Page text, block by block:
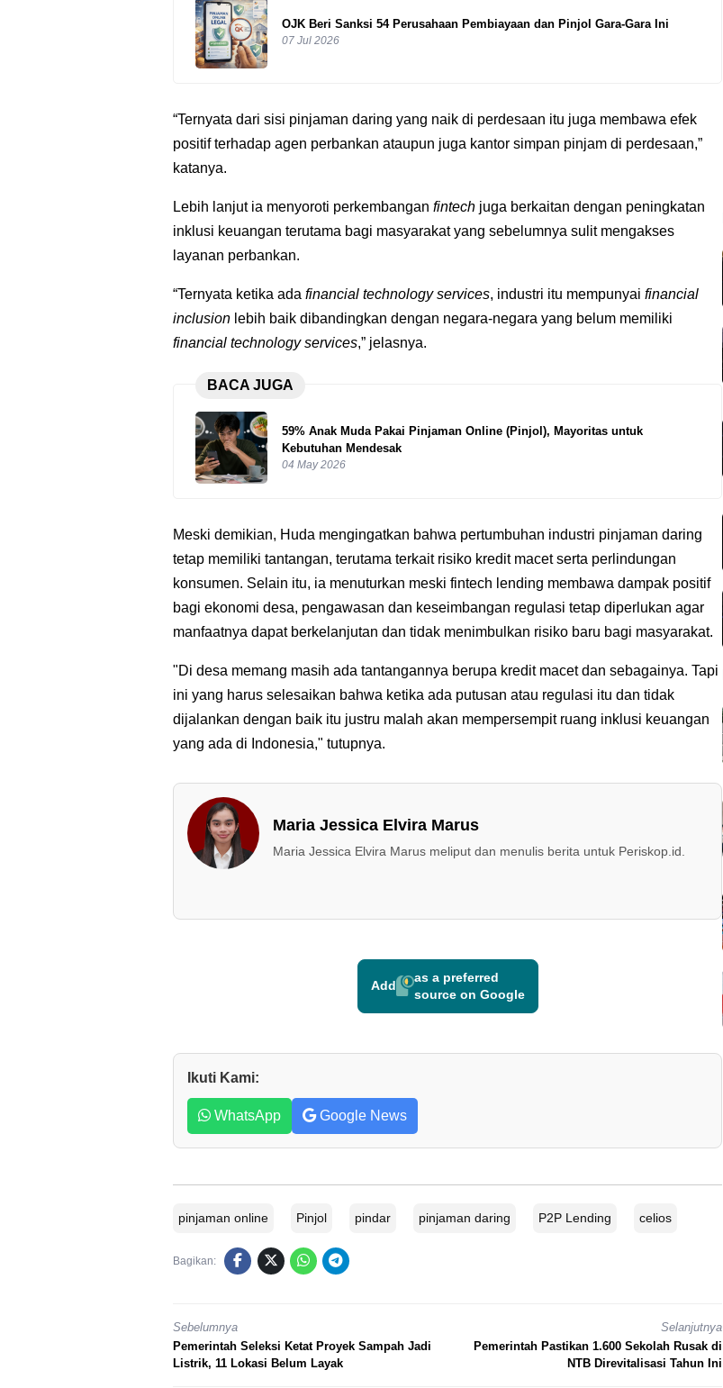
OJK Beri Sanksi 54 Perusahaan Pembiayaan dan Pinjol Gara-Gara Ini
07 Jul 2026
“Ternyata dari sisi pinjaman daring yang naik di perdesaan itu juga membawa efek
positif terhadap agen perbankan ataupun juga kantor simpan pinjam di perdesaan,”
katanya.
Lebih lanjut ia menyoroti perkembangan fintech juga berkaitan dengan peningkatan
inklusi keuangan terutama bagi masyarakat yang sebelumnya sulit mengakses
layanan perbankan.
“Ternyata ketika ada financial technology services, industri itu mempunyai financial
inclusion lebih baik dibandingkan dengan negara-negara yang belum memiliki
financial technology services,” jelasnya.
BACA JUGA
59% Anak Muda Pakai Pinjaman Online (Pinjol), Mayoritas untuk
Kebutuhan Mendesak
04 May 2026
Meski demikian, Huda mengingatkan bahwa pertumbuhan industri pinjaman daring
tetap memiliki tantangan, terutama terkait risiko kredit macet serta perlindungan
konsumen. Selain itu, ia menuturkan meski fintech lending membawa dampak positif
bagi ekonomi desa, pengawasan dan keseimbangan regulasi tetap diperlukan agar
manfaatnya dapat berkelanjutan dan tidak menimbulkan risiko baru bagi masyarakat.
"Di desa memang masih ada tantangannya berupa kredit macet dan sebagainya. Tapi
ini yang harus selesaikan bahwa ketika ada putusan atau regulasi itu dan tidak
dijalankan dengan baik itu justru malah akan mempersempit ruang inklusi keuangan
yang ada di Indonesia," tutupnya.
Maria Jessica Elvira Marus
Maria Jessica Elvira Marus meliput dan menulis berita untuk Periskop.id.
Add
as a preferred
source on Google
Ikuti Kami:
WhatsApp Google News
pinjaman online Pinjol pindar pinjaman daring P2P Lending celios
Bagikan:
Sebelumnya
Pemerintah Seleksi Ketat Proyek Sampah Jadi
Listrik, 11 Lokasi Belum Layak
Selanjutnya
Pemerintah Pastikan 1.600 Sekolah Rusak di
NTB Direvitalisasi Tahun Ini